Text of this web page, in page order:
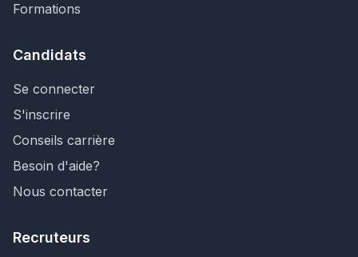
Formations
Candidats
Se connecter
S'inscrire
Conseils carrière
Besoin d'aide?
Nous contacter
Recruteurs